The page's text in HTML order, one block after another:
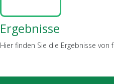
Ergebnisse
Hier finden Sie die Ergebnisse von